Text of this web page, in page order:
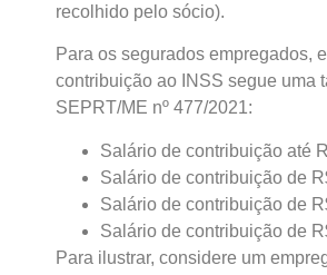
recolhido pelo sócio).
Para os segurados empregados,
contribuição ao INSS segue uma
SEPRT/ME nº 477/2021:
Salário de contribuição até
Salário de contribuição de
Salário de contribuição de
Salário de contribuição de
Para ilustrar, considere um